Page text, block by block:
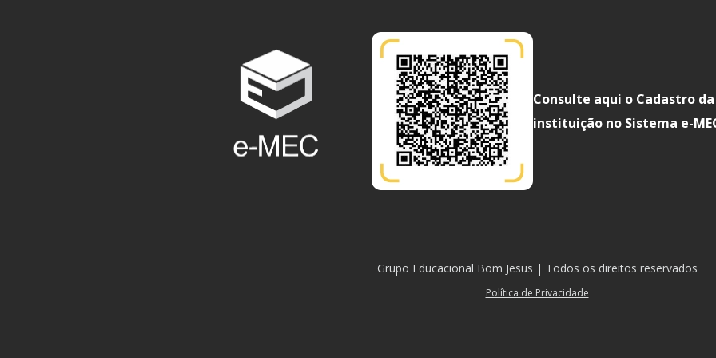
Consulte aqui o Cadastro da
instituição no Sistema e-
Grupo Educacional Bom Jesus | Todos os direitos reservados
Política de Privacidade